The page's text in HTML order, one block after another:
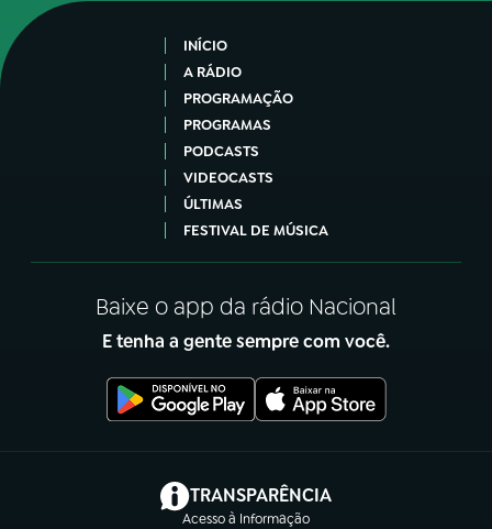
INÍCIO
A RÁDIO
PROGRAMAÇÃO
PROGRAMAS
PODCASTS
VIDEOCASTS
ÚLTIMAS
FESTIVAL DE MÚSICA
Baixe o app da rádio Nacional
E tenha a gente sempre com você.
TRANSPARÊNCIA
Acesso à Informação
(abre em nova aba)